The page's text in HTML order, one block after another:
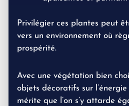
Privilégier ces plantes peut
vers un environnement où
prospérité.
Avec une végétation bien
objets décoratifs sur
mérite que l’on s’y attarde